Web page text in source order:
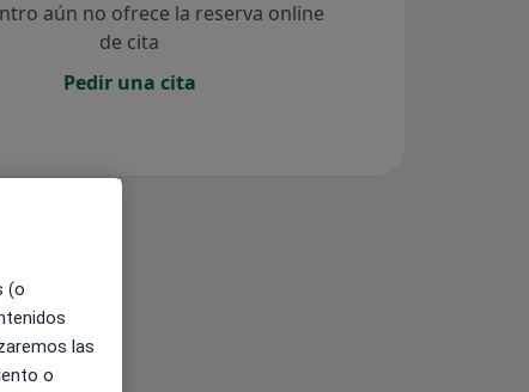
aún no ofrece la reserva online
de cita
Pedir una cita
(o
las
o